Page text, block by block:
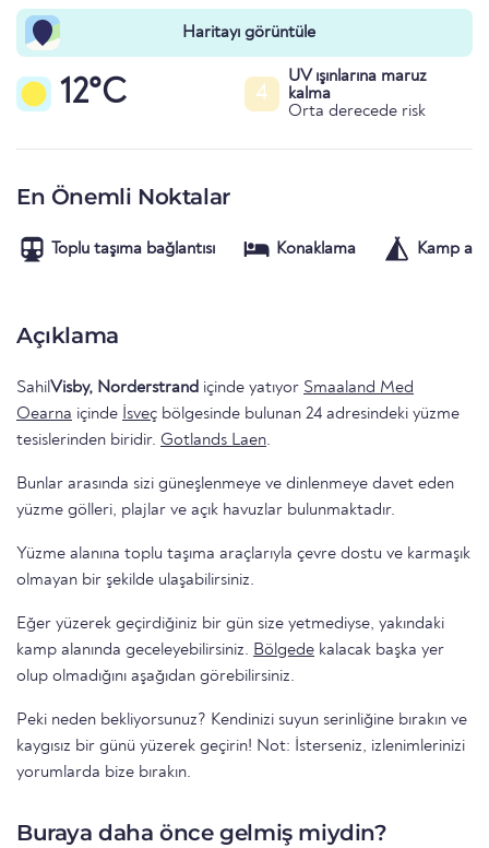
Haritayı görüntüle
12°C 4
UV ışınlarına maruz
kalma
Orta derecede risk
En Önemli Noktalar
Toplu taşıma bağlantısı Konaklama Kamp
Açıklama
SahilVisby, Norderstrand içinde yatıyor Smaaland Med
Oearna içinde İsveç bölgesinde bulunan 24 adresindeki yüzme
tesislerinden biridir. Gotlands Laen.
Bunlar arasında sizi güneşlenmeye ve dinlenmeye davet eden
yüzme gölleri, plajlar ve açık havuzlar bulunmaktadır.
Yüzme alanına toplu taşıma araçlarıyla çevre dostu ve karmaşık
olmayan bir şekilde ulaşabilirsiniz.
Eğer yüzerek geçirdiğiniz bir gün size yetmediyse, yakındaki
kamp alanında geceleyebilirsiniz. Bölgede kalacak başka yer
olup olmadığını aşağıdan görebilirsiniz.
Peki neden bekliyorsunuz? Kendinizi suyun serinliğine bırakın ve
kaygısız bir günü yüzerek geçirin! Not: İsterseniz, izlenimlerinizi
yorumlarda bize bırakın.
Buraya daha önce gelmiş miydin?